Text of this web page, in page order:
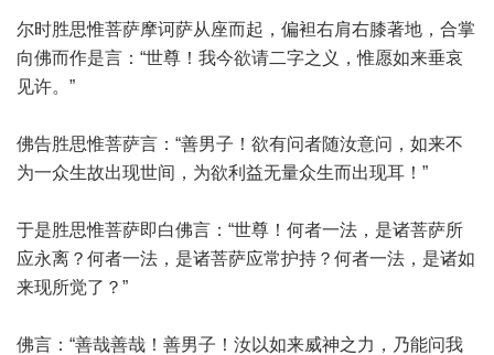
尔时胜思惟菩萨摩诃萨从座而起，偏袒右肩右膝著地，合掌
向佛而作是言：“世尊！我今欲请二字之义，惟愿如来垂哀
见许。”
佛告胜思惟菩萨言：“善男子！欲有问者随汝意问，如来不
为一众生故出现世间，为欲利益无量众生而出现耳！”
于是胜思惟菩萨即白佛言：“世尊！何者一法，是诸菩萨所
应永离？何者一法，是诸菩萨应常护持？何者一法，是诸如
来现所觉了？”
佛言：“善哉善哉！善男子！汝以如来威神之力，乃能问我